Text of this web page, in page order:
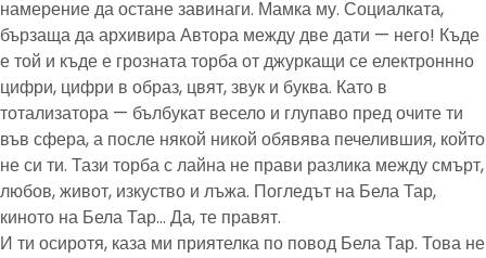
намерение да остане завинаги. Мамка му. Социалката,
бързаща да архивира Автора между две дати — него! Къде
е той и къде е грозната торба от джуркащи се електроннно
цифри, цифри в образ, цвят, звук и буква. Като в
тотализатора — бълбукат весело и глупаво пред очите ти
във сфера, а после някой никой обявява печелившия, който
не си ти. Тази торба с лайна не прави разлика между смърт,
любов, живот, изкуство и лъжа. Погледът на Бела Тар,
киното на Бела Тар… Да, те правят.
И ти осиротя, каза ми приятелка по повод Бела Тар. Това не